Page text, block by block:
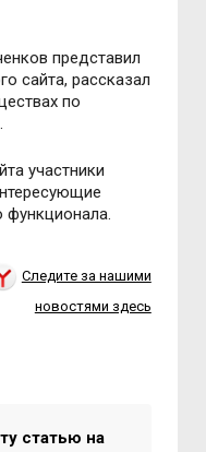
представил
сайта, рассказал
по
участники
функционала.
Следите за нашими
новостями здесь
статью на